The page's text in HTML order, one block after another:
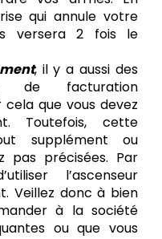
qui annule votre
versera 2 fois le
, il y a aussi des
de facturation
que vous devez
Toutefois, cette
supplément ou
pas précisées. Par
l’ascenseur
Veillez donc à bien
à la société
ou que vous